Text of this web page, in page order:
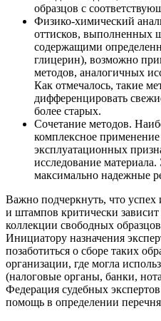
образцов с
Физико-химический
оттисков, выполненных
содержащими
глицерин), возможно
методов, аналогичных
Как отмечалось, такие
дифференцировать
более старых.
Сочетание методов.
комплексное
эксплуатационных
исследование
максимально надежные
Важно подчеркнуть, что успех
и штампов критически
коллекции свободных
Инициатору назначения
позаботиться о сборе таких
организации, где могла
(налоговые органы, банки,
Федерация судебных
помощь в определении